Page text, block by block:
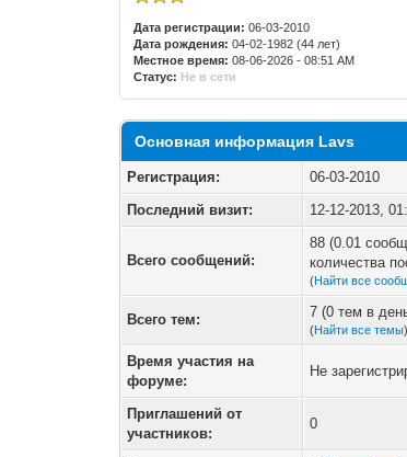
Дата регистрации: 06-03-2010
Дата рождения: 04-02-1982 (44 лет)
Местное время: 08-06-2026 - 08:51 AM
Статус: Не в сети
Основная информация Lavs
Регистрация:
06-03-2010
Последний визит:
12-12-2013,
Всего сообщений:
88 (0.01
количества
(Найти все
Всего тем: 7 (0 тем в
(Найти все темы)
Время участия на
форуме:
Не
Приглашений от
участников:
0